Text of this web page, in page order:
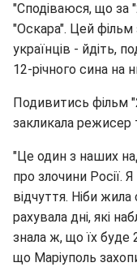
"Сподіваюся, що за
"Оскара". Цей фільм
українців - йдіть,
12-річного сина на
Подивитись фільм
закликала режисер
"Це один з наших
про злочини Росії.
відчуття. Ніби
рахувала дні, які
знала ж, що їх буде
що Маріуполь